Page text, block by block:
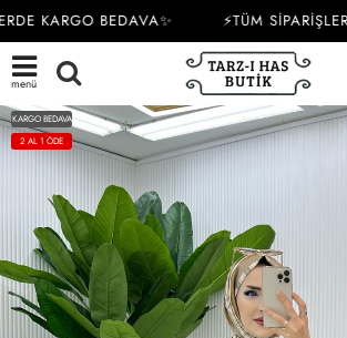
KARGO BEDAVA✨ ⚡TÜM
menü
KARGO BEDAVA
2 AL 1 ÖDE